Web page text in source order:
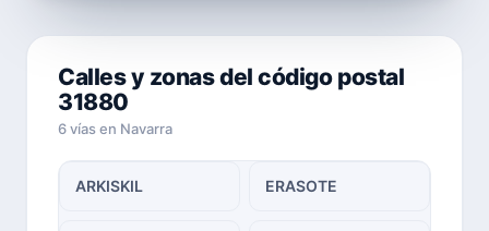
Calles y zonas del código postal
31880
6 vías en Navarra
ARKISKIL ERASOTE